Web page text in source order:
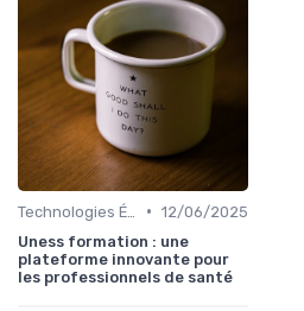
• 12/06/2025
Uness formation : une
plateforme innovante pour
les professionnels de santé